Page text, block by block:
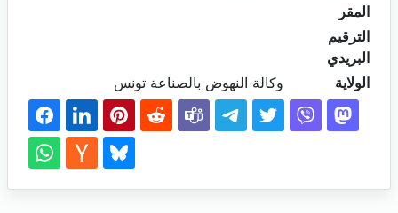
المقر
الترقيم
البريدي
الولاية
وكالة النهوض بالصناعة تونس